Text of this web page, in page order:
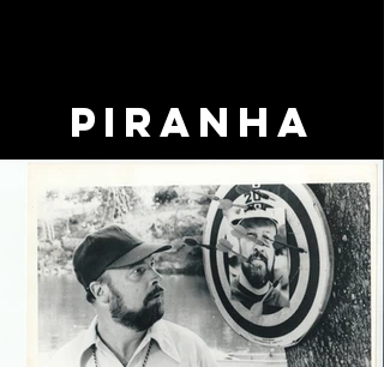
Piranha